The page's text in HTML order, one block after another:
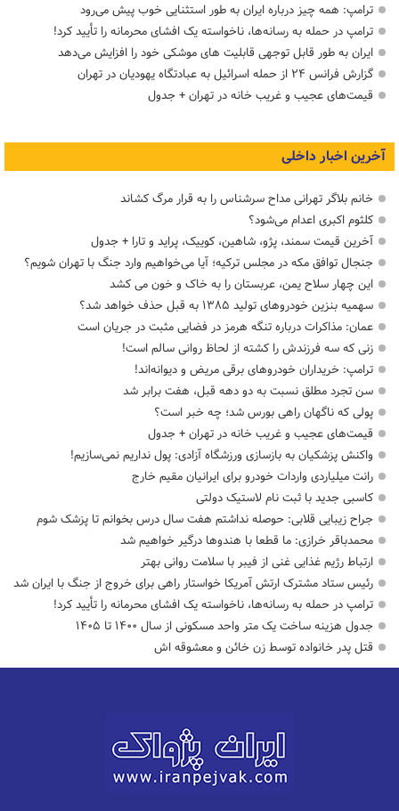
ترامپ: همه چیز درباره ایران به طور استثنایی خوب پیش می‌رود
ترامپ در حمله‌ به رسانه‌ها، ناخواسته یک افشای محرمانه را تأیید کرد!
ایران به طور قابل توجهی قابلیت های موشکی خود را افزایش می‌دهد
گزارش فرانس ۲۴ از حمله اسرائیل به عبادتگاه یهودیان در تهران
قیمت‌های عجیب و غریب خانه در تهران + جدول
آخرین اخبار داخلی
خانم بلاگر تهرانی مداح سرشناس را به قرار مرگ کشاند
کلثوم اکبری اعدام می‌شود؟
آخرین قیمت سمند، پژو، شاهین، کوییک، پراید و تارا + جدول
جنجال توافق مکه در مجلس ترکیه؛ آیا می‌خواهیم وارد جنگ با تهران شویم؟
این چهار سلاح یمن، عربستان را به خاک و خون می کشد
سهمیه بنزین خودروهای تولید ۱۳۸۵ به قبل حذف خواهد شد؟
عمان: مذاکرات درباره تنگه هرمز در فضایی مثبت در جریان است
زنی که سه فرزندش را کشته از لحاظ روانی سالم است!
ترامپ: خریداران خودروهای برقی مریض و دیوانه‌اند!
سن تجرد مطلق نسبت به دو دهه قبل، هفت برابر شد
پولی که ناگهان راهی بورس شد؛ چه خبر است؟
قیمت‌های عجیب و غریب خانه در تهران + جدول
واکنش پزشکیان به بازسازی ورزشگاه آزادی: پول نداریم نمی‌سازیم!
رانت میلیاردی واردات خودرو برای ایرانیان مقیم خارج
کاسبی جدید با ثبت نام لاستیک دولتی
جراح زیبایی قلابی: حوصله نداشتم هفت سال درس بخوانم تا پزشک شوم
محمدباقر خرازی: ما قطعا با هندوها درگیر خواهیم شد
ارتباط رژیم غذایی غنی از فیبر با سلامت روانی بهتر
رئیس ستاد مشترک ارتش آمریکا خواستار راهی برای خروج از جنگ با ایران شد
ترامپ در حمله‌ به رسانه‌ها، ناخواسته یک افشای محرمانه را تأیید کرد!
جدول هزینه ساخت یک متر واحد مسکونی از سال ۱۴۰۰ تا ۱۴۰۵
قتل پدر خانواده توسط زن خائن و معشوقه اش